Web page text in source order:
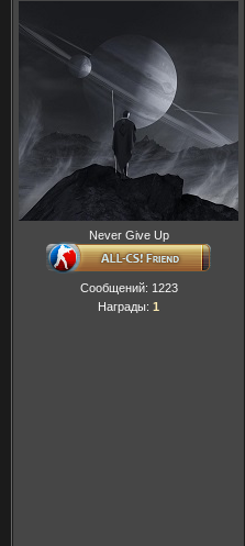
Never Give Up
Сообщений: 1223
Награды: 1